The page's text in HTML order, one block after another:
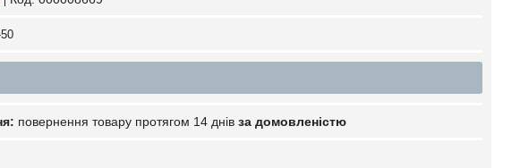
повернення товару протягом 14 днів за домовленістю